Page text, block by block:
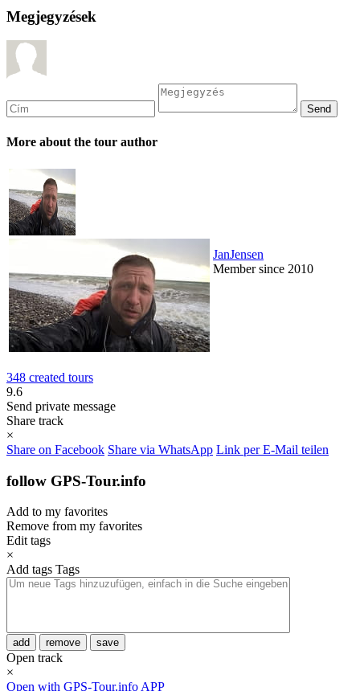
Megjegyzések
More about the tour author
JanJensen
Member since 2010
348 created tours
9.6
Send private message
Share track
×
Share on Facebook Share via WhatsApp Link per E-Mail teilen
follow GPS-Tour.info
Add to my favorites
Remove from my favorites
Edit tags
×
Add tags Tags
add remove save
Open track
×
Open with GPS-Tour.info APP